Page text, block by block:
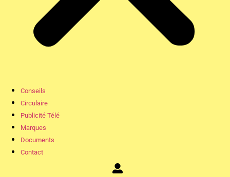
Conseils
Circulaire
Publicité Télé
Marques
Documents
Contact